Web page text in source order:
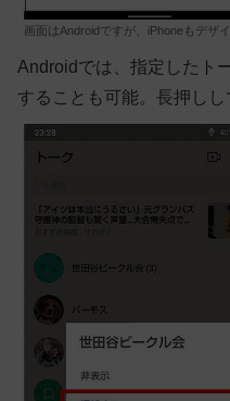
画面はAndroidですが、iPhoneもデザ
Android では、指定したト
することも可能。長押しし